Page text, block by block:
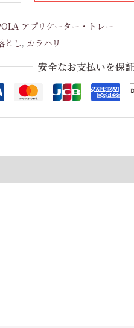
アプリケーター・トレー
とし, カラハリ
安全なお支払いを保証